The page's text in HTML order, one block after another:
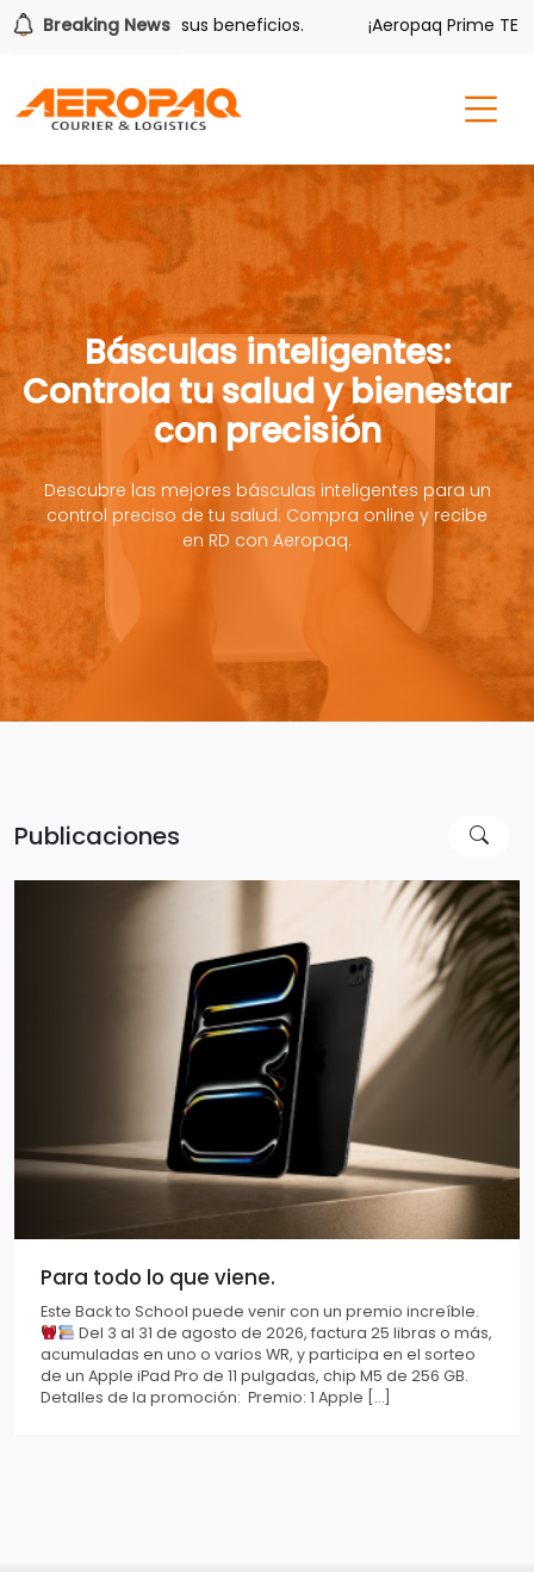
Breaking News
también tiene sus beneficios. ¡Aeropaq Prime TE DA
Básculas inteligentes:
Controla tu salud y bienestar
con precisión
Descubre las mejores básculas inteligentes para un
control preciso de tu salud. Compra online y recibe
en RD con Aeropaq.
Publicaciones
Para todo lo que viene.
Este Back to School puede venir con un premio increíble.
Del 3 al 31 de agosto de 2026, factura 25 libras o más,
acumuladas en uno o varios WR, y participa en el sorteo
de un Apple iPad Pro de 11 pulgadas, chip M5 de 256 GB.
Detalles de la promoción: Premio: 1 Apple […]